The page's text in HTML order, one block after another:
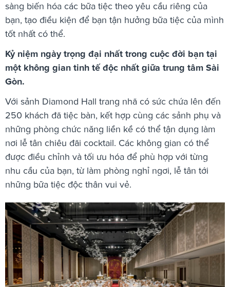
sàng biến hóa các bữa tiệc theo yêu cầu riêng của
bạn, tạo điều kiện để bạn tận hưởng bữa tiệc của mình
tốt nhất có thể.
Kỷ niệm ngày trọng đại nhất trong cuộc đời bạn tại
một không gian tinh tế độc nhất giữa trung tâm Sài
Gòn.
Với sảnh Diamond Hall trang nhã có sức chứa lên đến
250 khách đã tiệc bàn, kết hợp cùng các sảnh phụ và
những phòng chức năng liền kề có thể tận dụng làm
nơi lễ tân chiêu đãi cocktail. Các không gian có thể
được điều chỉnh và tối ưu hóa để phù hợp với từng
nhu cầu của bạn, từ làm phòng nghỉ ngơi, lễ tân tới
những bữa tiệc độc thân vui vẻ.